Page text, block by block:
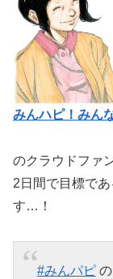
みんハピ！みん
のクラウドファ
2日間で目標で
す…！
#みんパピの